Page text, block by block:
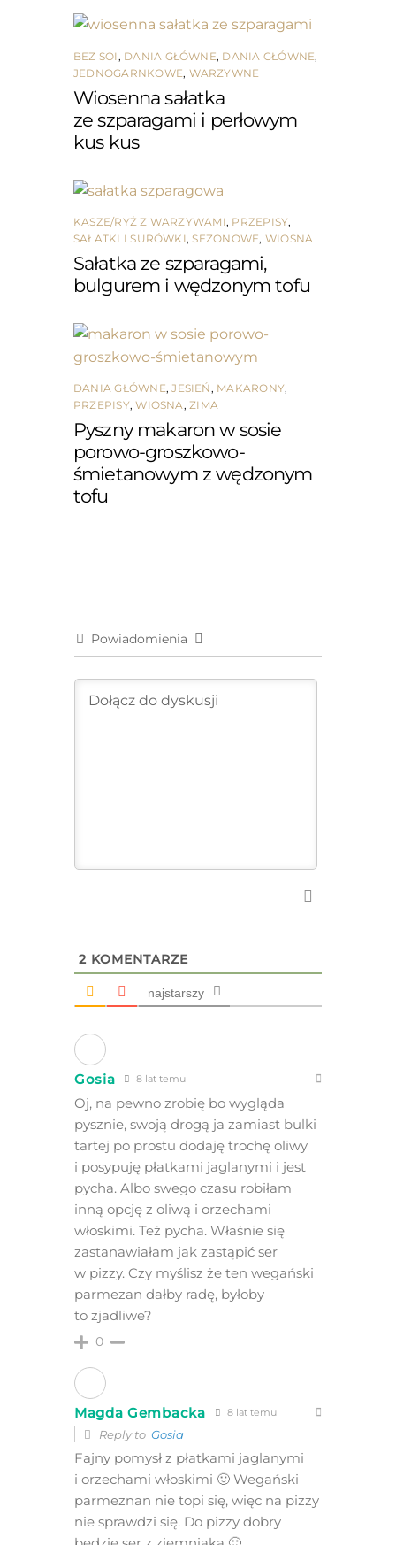
BEZ SOI, DANIA GŁÓWNE, DANIA GŁÓWNE,
JEDNOGARNKOWE, WARZYWNE
Wiosenna sałatka
ze szparagami i perłowym
kus kus
KASZE/RYŻ Z WARZYWAMI, PRZEPISY,
SAŁATKI I SURÓWKI,SEZONOWE, WIOSNA
Sałatka ze szparagami,
bulgurem i wędzonym tofu
DANIA GŁÓWNE,JESIEŃ, MAKARONY,
PRZEPISY,WIOSNA,ZIMA
Pyszny makaron w sosie
porowo-groszkowo-
śmietanowym z wędzonym
tofu
Powiadomienia
2 KOMENTARZE
najstarszy
Gosia 8 lat temu
Oj, na pewno zrobię bo wygląda
pysznie, swoją drogą ja zamiast bulki
tartej po prostu dodaję trochę oliwy
i posypuję płatkami jaglanymi i jest
pycha. Albo swego czasu robiłam
inną opcję z oliwą i orzechami
włoskimi. Też pycha. Właśnie się
zastanawiałam jak zastąpić ser
w pizzy. Czy myślisz że ten wegański
parmezan dałby radę, byłoby
to zjadliwe?
0
Magda Gembacka 8 lat temu
Reply to Gosia
Fajny pomysł z płatkami jaglanymi
i orzechami włoskimi 🙂 Wegański
parmeznan nie topi się, więc na pizzy
nie sprawdzi się. Do pizzy dobry